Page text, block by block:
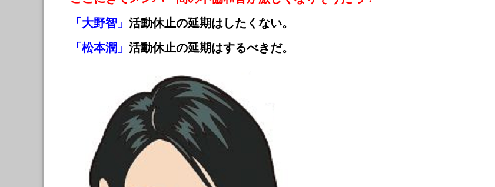
「大野智」 活動休止の延期はしたくない。
「松本潤」 活動休止の延期はするべきだ。